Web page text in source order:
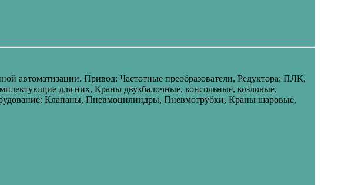
автоматизации. Привод: Частотные преобразователи, Редуктора; ПЛК,
для них, Краны двухбалочные, консольные, козловые,
Клапаны, Пневмоцилиндры, Пневмотрубки, Краны шаровые,